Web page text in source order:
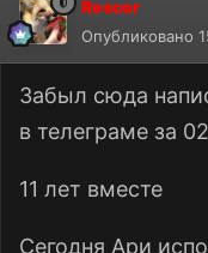
Rescor
Опубликовано
Забыл сюда
в телеграме за
11 лет вместе
Сегодня Ари